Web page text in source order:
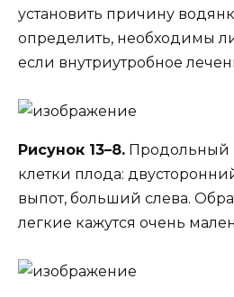
установить причину
определить, необходимы
если внутриутробное
Рисунок 13–8. Продольный
клетки плода:
выпот, больший слева.
легкие кажутся очень